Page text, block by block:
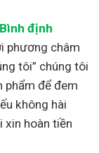
định
phương châm
tôi” chúng tôi
phẩm để đem
không hài
xin hoàn tiền